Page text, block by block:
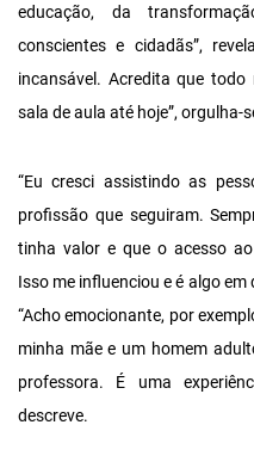
educação, da
conscientes e cidadãs”,
incansável. Acredita que
sala de aula até hoje”, orgulha-
“Eu cresci assistindo as
profissão que seguiram.
tinha valor e que o acesso
Isso me influenciou e é algo
“Acho emocionante, por
minha mãe e um homem
professora. É uma
descreve.